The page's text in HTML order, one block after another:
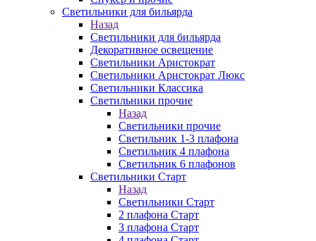
Светильники для бильярда
Назад
Светильники для бильярда
Декоративное освещение
Светильники Аристократ
Светильники Аристократ Люкс
Светильники Классика
Светильники прочие
Назад
Светильники прочие
Светильник 1-3 плафона
Светильник 4 плафона
Светильник 6 плафонов
Светильники Старт
Назад
Светильники Старт
2 плафона Старт
3 плафона Старт